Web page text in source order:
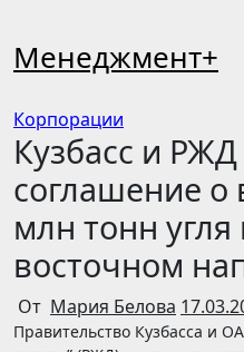
содержимому
Менеджмент+
Корпорации
Кузбасс и
соглашение о
млн тонн угля
восточном
От Мария Белова
Правительство Кузбасса и ОАО “Российские железные